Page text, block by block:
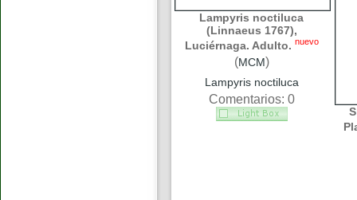
Lampyris noctiluca
(Linnaeus 1767),
Luciérnaga. Adulto. nuevo
(MCM)
Lampyris noctiluca
Comentarios: 0